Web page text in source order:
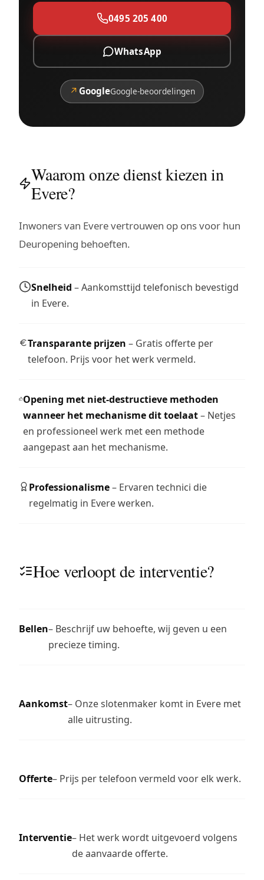
0495 205 400
WhatsApp
↗ GoogleGoogle-beoordelingen
Waarom onze dienst kiezen in
Evere?
Inwoners van Evere vertrouwen op ons voor hun
Deuropening behoeften.
Snelheid – Aankomsttijd telefonisch bevestigd
in Evere.
Transparante prijzen – Gratis offerte per
telefoon. Prijs voor het werk vermeld.
Opening met niet-destructieve methoden
wanneer het mechanisme dit toelaat– Netjes
en professioneel werk met een methode
aangepast aan het mechanisme.
Professionalisme– Ervaren technici die
regelmatig in Evere werken.
Hoe verloopt de interventie?
Bellen– Beschrijf uw behoefte, wij geven u een
precieze timing.
Aankomst– Onze slotenmaker komt in Evere met
alle uitrusting.
Offerte– Prijs per telefoon vermeld voor elk werk.
Interventie– Het werk wordt uitgevoerd volgens
de aanvaarde offerte.